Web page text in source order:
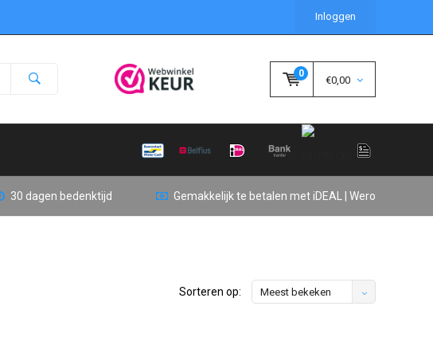
Inloggen
0
€0,00
30 dagen bedenktijd Gemakkelijk te betalen met iDEAL | Wero
Sorteren op: Meest bekeken